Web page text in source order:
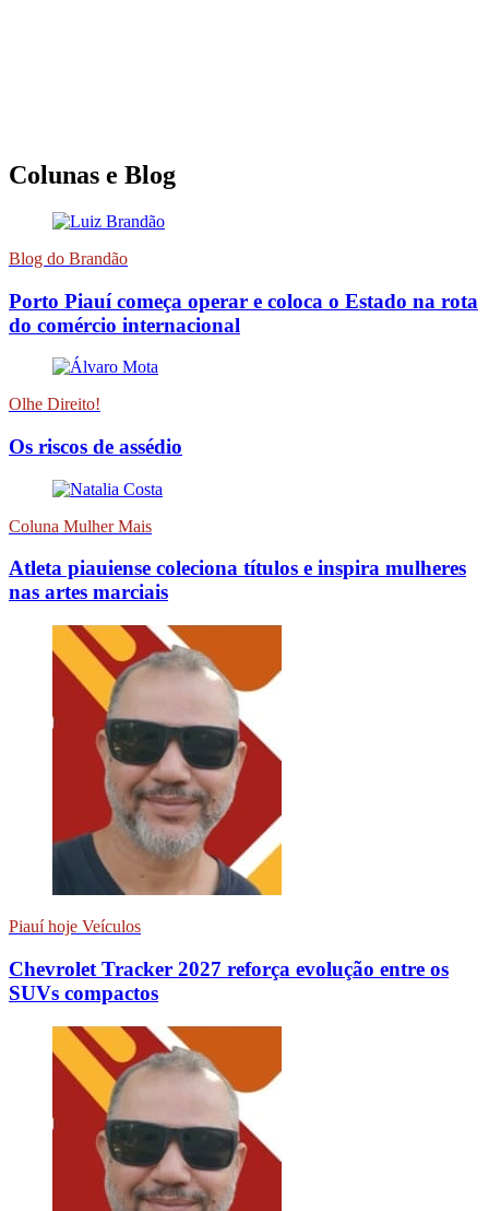
Colunas e Blog
Blog do Brandão
Porto Piauí começa operar e coloca o Estado na rota
do comércio internacional
Olhe Direito!
Os riscos de assédio
Coluna Mulher Mais
Atleta piauiense coleciona títulos e inspira mulheres
nas artes marciais
Piauí hoje Veículos
Chevrolet Tracker 2027 reforça evolução entre os
SUVs compactos